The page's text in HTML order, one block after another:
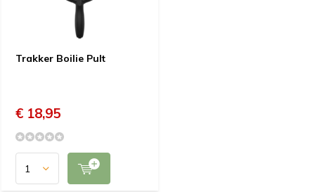
Trakker Boilie Pult
€ 18,95